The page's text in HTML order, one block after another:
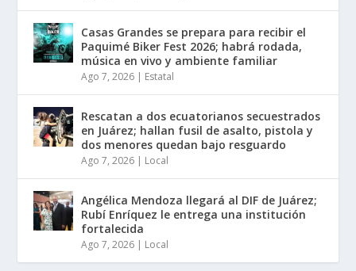
Casas Grandes se prepara para recibir el
Paquimé Biker Fest 2026; habrá rodada,
música en vivo y ambiente familiar
Ago 7, 2026 | Estatal
Rescatan a dos ecuatorianos secuestrados
en Juárez; hallan fusil de asalto, pistola y
dos menores quedan bajo resguardo
Ago 7, 2026 | Local
Angélica Mendoza llegará al DIF de Juárez;
Rubí Enríquez le entrega una institución
fortalecida
Ago 7, 2026 | Local